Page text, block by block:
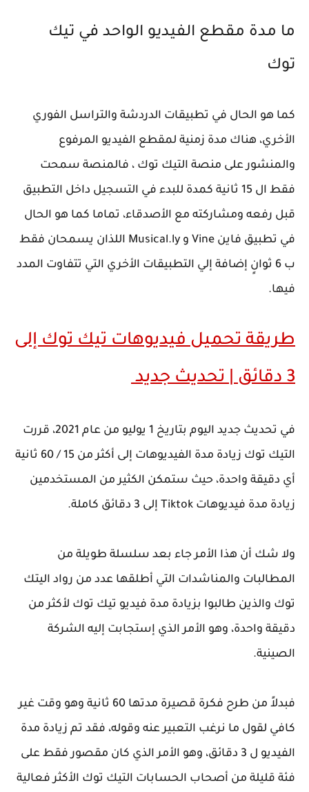
ما مدة مقطع الفيديو الواحد في تيك
توك
كما هو الحال في تطبيقات الدردشة والتراسل الفوري
الأخري، هناك مدة زمنية لمقطع الفيديو المرفوع
والمنشور على منصة التيك توك ، فالمنصة سمحت
فقط ال 15 ثانية كمدة للبدء في التسجيل داخل التطبيق
قبل رفعه ومشاركته مع الأصدقاء، تماما كما هو الحال
في تطبيق فاين Vine و Musical.ly اللذان يسمحان فقط
ب 6 ثوانٍ إضافة إلي التطبيقات الأخري التي تتفاوت المدد
فيها.
طريقة تحميل فيديوهات تيك توك إلى
3 دقائق | تحديث جديد
في تحديث جديد اليوم بتاريخ 1 يوليو من عام 2021، قررت
التيك توك زيادة مدة الفيديوهات إلى أكثر من 15 / 60 ثانية
أي دقيقة واحدة، حيث ستمكن الكثير من المستخدمين
زيادة مدة فيديوهات Tiktok إلى 3 دقائق كاملة.
ولا شك أن هذا الأمر جاء بعد سلسلة طويلة من
المطالبات والمناشدات التي أطلقها عدد من رواد اليتك
توك والذين طالبوا بزيادة مدة فيديو تيك توك لأكثر من
دقيقة واحدة، وهو الأمر الذي إستجابت إليه الشركة
الصينية.
فبدلاً من طرح فكرة قصيرة مدتها 60 ثانية وهو وقت غير
كافي لقول ما نرغب التعبير عنه وقوله، فقد تم زيادة مدة
الفيديو ل 3 دقائق، وهو الأمر الذي كان مقصور فقط على
فئة قليلة من أصحاب الحسابات التيك توك الأكثر فعالية